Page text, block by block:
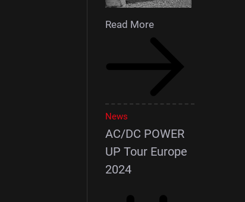
Read More
News
AC/DC POWER
UP Tour Europe
2024